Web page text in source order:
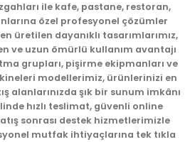
olmalı.
Gönder
ile kafe, pastane, restoran,
özel profesyonel çözümler
üretilen dayanıklı tasarımlarımız,
ve uzun ömürlü kullanım avantajı
grupları, pişirme ekipmanları ve
modellerimiz, ürünlerinizi en
alanlarınızda şık bir sunum imkânı
hızlı teslimat, güvenli online
sonrası destek hizmetlerimizle
mutfak ihtiyaçlarına tek tıkla